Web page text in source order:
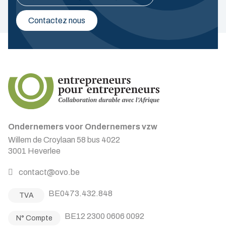
Contactez nous
Ondernemers voor Ondernemers vzw
Willem de Croylaan 58 bus 4022
3001 Heverlee
contact@ovo.be
TVA BE0473.432.848
N° Compte BE12 2300 0606 0092